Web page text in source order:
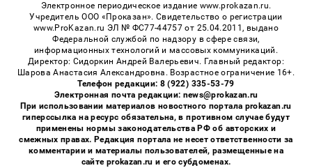
Электронное периодическое издание www.prokazan.ru.
Учредитель ООО «Проказан». Cвидетельство о регистрации
www.ProKazan.ru ЭЛ № ФС77-44757 от 25.04.2011, выдано
Федеральной службой по надзору в сфере связи,
информационных технологий и массовых коммуникаций.
Директор: Сидоркин Андрей Валерьевич. Главный редактор:
Шарова Анастасия Александровна. Возрастное ограничение 16+.
Телефон редакции: 8 (922) 335-53-79
Электронная почта редакции: news@prokazan.ru
При использовании материалов новостного портала prokazan.ru
гиперссылка на ресурс обязательна, в противном случае будут
применены нормы законодательства РФ об авторских и
смежных правах. Редакция портала не несет ответственности за
комментарии и материалы пользователей, размещенные на
сайте prokazan.ru и его субдоменах.